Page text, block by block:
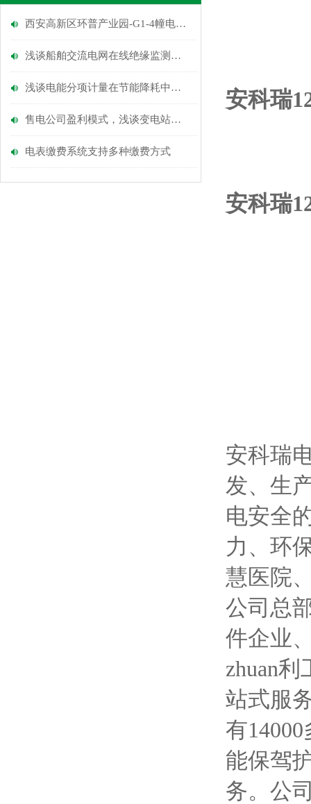
西安高新区环普产业园-G1-4幢电能管理系统的设计与应用
浅谈船舶交流电网在线绝缘监测装置研究
浅谈电能分项计量在节能降耗中的应用
售电公司盈利模式，浅谈变电站运维平台解决方案
电表缴费系统支持多种缴费方式
安科瑞
安科瑞
安科瑞
发、生
电安全
力、环
慧医院
公司总
件企业
zhuan
站式服
有
能保驾
务。公